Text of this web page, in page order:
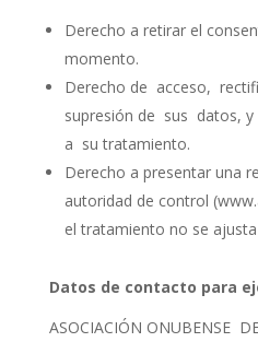
Derecho a retirar el
momento.
Derecho de acceso,
supresión de sus datos,
a su tratamiento.
Derecho a presentar una
autoridad de control
el tratamiento no se
Datos de contacto para
ASOCIACIÓN ONUBENSE